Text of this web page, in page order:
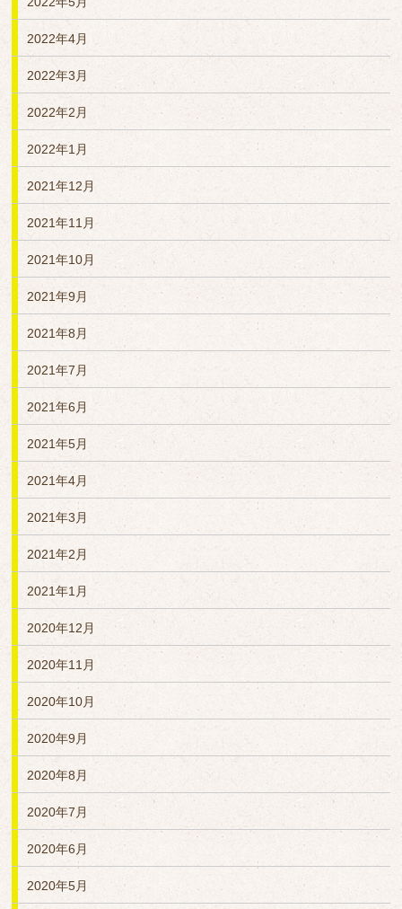
2022年4月
2022年3月
2022年2月
2022年1月
2021年12月
2021年11月
2021年10月
2021年9月
2021年8月
2021年7月
2021年6月
2021年5月
2021年4月
2021年3月
2021年2月
2021年1月
2020年12月
2020年11月
2020年10月
2020年9月
2020年8月
2020年7月
2020年6月
2020年5月